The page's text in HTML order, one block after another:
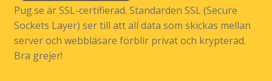
Pug.se är SSL-certifierad. Standarden SSL (Secure
Sockets Layer) ser till att all data som skickas mellan
server och webbläsare förblir privat och krypterad.
Bra grejer!